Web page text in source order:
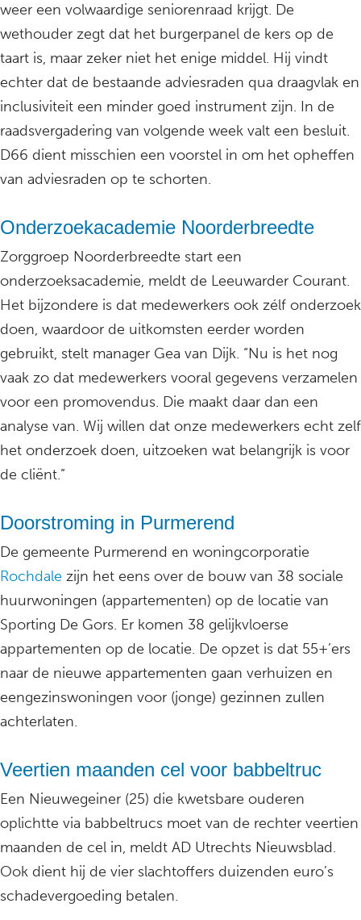
weer een volwaardige seniorenraad krijgt. De
wethouder zegt dat het burgerpanel de kers op de
taart is, maar zeker niet het enige middel. Hij vindt
echter dat de bestaande adviesraden qua draagvlak en
inclusiviteit een minder goed instrument zijn. In de
raadsvergadering van volgende week valt een besluit.
D66 dient misschien een voorstel in om het opheffen
van adviesraden op te schorten.
Onderzoekacademie Noorderbreedte
Zorggroep Noorderbreedte start een
onderzoeksacademie, meldt de Leeuwarder Courant.
Het bijzondere is dat medewerkers ook zélf onderzoek
doen, waardoor de uitkomsten eerder worden
gebruikt, stelt manager Gea van Dijk. “Nu is het nog
vaak zo dat medewerkers vooral gegevens verzamelen
voor een promovendus. Die maakt daar dan een
analyse van. Wij willen dat onze medewerkers echt zelf
het onderzoek doen, uitzoeken wat belangrijk is voor
de cliënt.”
Doorstroming in Purmerend
De gemeente Purmerend en woningcorporatie
Rochdale zijn het eens over de bouw van 38 sociale
huurwoningen (appartementen) op de locatie van
Sporting De Gors. Er komen 38 gelijkvloerse
appartementen op de locatie. De opzet is dat 55+’ers
naar de nieuwe appartementen gaan verhuizen en
eengezinswoningen voor (jonge) gezinnen zullen
achterlaten.
Veertien maanden cel voor babbeltruc
Een Nieuwegeiner (25) die kwetsbare ouderen
oplichtte via babbeltrucs moet van de rechter veertien
maanden de cel in, meldt AD Utrechts Nieuwsblad.
Ook dient hij de vier slachtoffers duizenden euro’s
schadevergoeding betalen.